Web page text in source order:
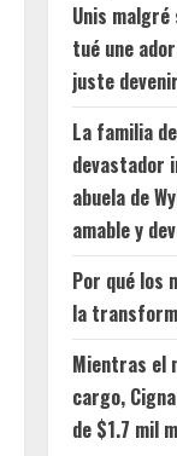
Unis
tué une
juste
La familia
devastador
abuela de
amable y
Por qué los
la
Mientras el
cargo,
de $1.7 mil